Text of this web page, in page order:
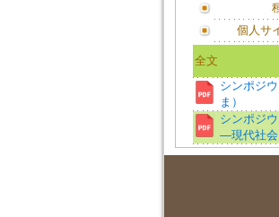
個人サ
全文
シンポジ
ま）
シンポジ
―現代社